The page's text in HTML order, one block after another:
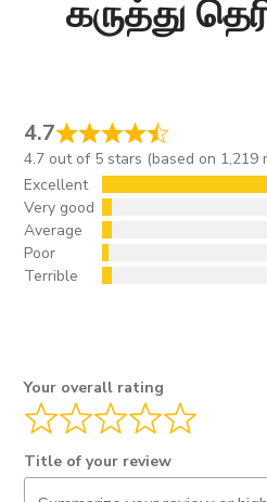
கருத்து
4.7
4.7 out of 5 stars (based on 1,219
Excellent
Very good
Average
Poor
Terrible
Your overall rating
Title of your review